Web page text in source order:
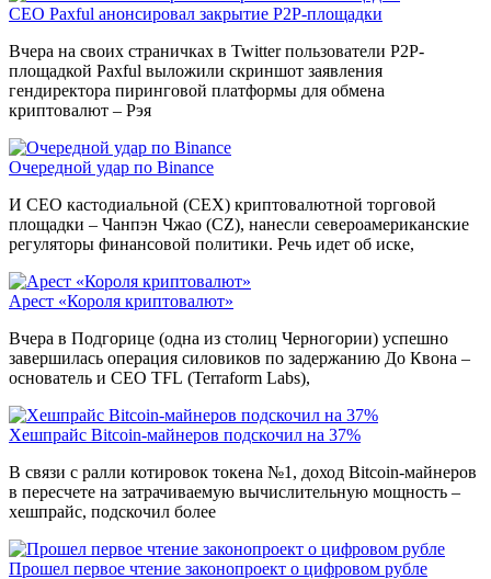
CEO Paxful анонсировал закрытие P2P-площадки
Вчера на своих страничках в Twitter пользователи P2P-
площадкой Paxful выложили скриншот заявления
гендиректора пиринговой платформы для обмена
криптовалют – Рэя
Очередной удар по Binance
И CEO кастодиальной (CEX) криптовалютной торговой
площадки – Чанпэн Чжао (CZ), нанесли североамериканские
регуляторы финансовой политики. Речь идет об иске,
Арест «Короля криптовалют»
Вчера в Подгорице (одна из столиц Черногории) успешно
завершилась операция силовиков по задержанию До Квона –
основатель и CEO TFL (Terraform Labs),
Хешпрайс Bitcoin-майнеров подскочил на 37%
В связи с ралли котировок токена №1, доход Bitcoin-майнеров
в пересчете на затрачиваемую вычислительную мощность –
хешпрайс, подскочил более
Прошел первое чтение законопроект о цифровом рубле